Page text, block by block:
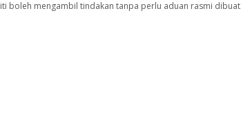
boleh mengambil tindakan tanpa perlu aduan rasmi dibuat.